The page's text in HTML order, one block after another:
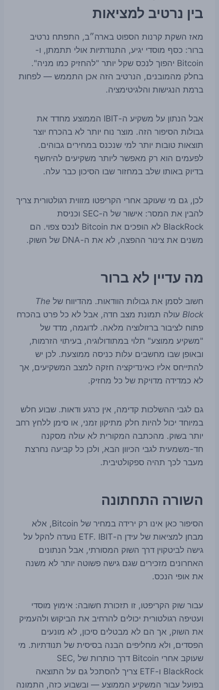
בין נרטיב למציאות
מאז השקת קרנות הספוט בארה״ב, התפתח נרטיב
ברור: כסף מוסדי יגיע, התנודתיות אולי תתמתן, ו-
Bitcoin יהפוך לנכס שקל יותר "להחזיק כמו מניה".
בחלק מהמובנים, הנרטיב הזה אכן התממש — לפחות
ברמת הנגישות והלגיטימציה.
אבל הנתון על משקיע ה-IBIT הממוצע מחדד את
גבולות הסיפור הזה. מוצר נוח יותר לא בהכרח יוצר
תוצאות טובות יותר למי שנכנס במחירים גבוהים.
לפעמים הוא רק מאפשר ליותר משקיעים להיחשף
בדיוק באותו שלב במחזור שבו הסיכון כבר עלה.
לכן, גם מי שעוקב אחרי הקריפטו מזווית רגולטורית צריך
להבין את המסר: אישור של ה-SEC וכניסת
BlackRock לא הופכים את Bitcoin לנכס צפוי. הם
משנים את צינור ההפצה, לא את ה-DNA של השוק.
מה עדיין לא ברור
חשוב לסמן את גבולות הוודאות. מהדיווח של The
Block עולה תמונת מצב חדה, אבל לא כל פרט בהכרח
פתוח לציבור ברזולוציה מלאה. לדוגמה, מדד של
"משקיע ממוצע" תלוי במתודולוגיה, בעיתוי הזרמות,
ובאופן שבו מחשבים עלות כניסה ממוצעת. לכן יש
להתייחס אליו כאינדיקציה חזקה למצב המשקיעים, אך
לא כמדידה מדויקת של כל מחזיק.
גם לגבי ההשלכות קדימה, אין כרגע ודאות. שבוע חלש
במיוחד יכול להיות חלק מתיקון זמני, או סימן ללחץ רחב
יותר בשוק. מהכתבה המקורית לא עולה מסקנה
חד-משמעית לגבי הכיוון הבא, ולכן כל קביעה נחרצת
מעבר לכך תהיה ספקולטיבית.
השורה התחתונה
הסיפור כאן אינו רק ירידה במחיר של Bitcoin, אלא
מבחן למציאות של עידן ה-ETF. IBIT נועדה להקל על
גישה לביטקוין דרך השוק המסורתי, אבל הנתונים
האחרונים מזכירים שגם גישה פשוטה יותר לא משנה
את אופי הנכס.
עבור שוק הקריפטו, זו תזכורת חשובה: אימוץ מוסדי
ועטיפה רגולטורית יכולים להרחיב את הביקוש ולהעמיק
את השוק, אך הם לא מבטלים סיכון, לא מונעים
הפסדים, ולא מחליפים הבנה בסיסית של תנודתיות. מי
שעוקב אחרי Bitcoin דרך כותרות של SEC,
BlackRock ו-ETF צריך להסתכל גם על התוצאה
בפועל עבור המשקיע הממוצע — ובשבוע כזה, התמונה